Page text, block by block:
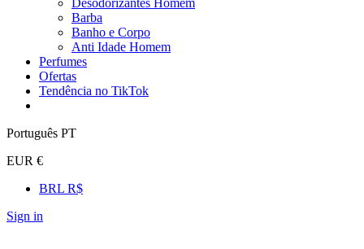
Desodorizantes Homem
Barba
Banho e Corpo
Anti Idade Homem
Perfumes
Ofertas
Tendência no TikTok
Português PT
EUR €
BRL R$
Sign in